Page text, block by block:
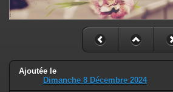
Ajoutée le
Dimanche 8 Décembre 2024